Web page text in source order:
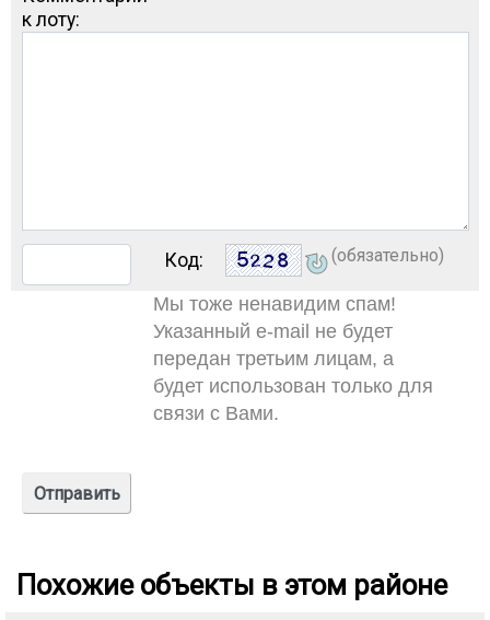
к лоту:
Код: (обязательно)
Мы тоже ненавидим спам!
Указанный e-mail не будет
передан третьим лицам, а
будет использован только для
связи с Вами.
Похожие объекты в этом районе